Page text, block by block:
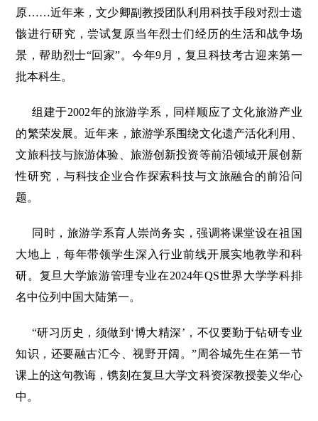
原……近年来，文少卿副教授团队利用科技手段对烈士遗
骸进行研究，尝试复原当年烈士们经历的生活和战争场
景，帮助烈士“回家”。今年9月，复旦科技考古迎来第一
批本科生。
组建于2002年的旅游学系，同样顺应了文化旅游产业
的繁荣发展。近年来，旅游学系围绕文化遗产活化利用、
文旅科技与旅游体验、旅游创新投资等前沿领域开展创新
性研究，与科技企业合作探索科技与文旅融合的前沿问
题。
同时，旅游学系育人崇尚务实，强调将课堂设在祖国
大地上，每年带领学生深入行业前线开展实地教学和科
研。复旦大学旅游管理专业在2024年QS世界大学学科排
名中位列中国大陆第一。
“研习历史，须做到‘博大精深’，不仅要勤于钻研专业
知识，还要融古汇今、视野开阔。”周谷城先生在第一节
课上的这句教诲，镌刻在复旦大学文科资深教授姜义华心
中。